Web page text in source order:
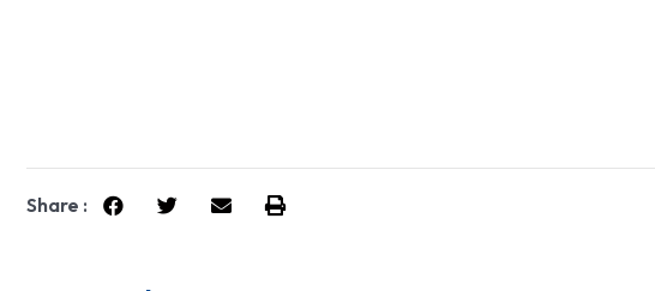
Share :